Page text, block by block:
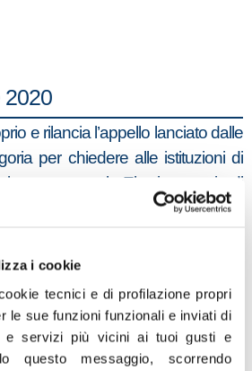
i cookie
tecnici e di profilazione propri
le sue funzioni funzionali e inviati di
e servizi più vicini ai tuoi gusti e
questo messaggio, scorrendo
2020
e rilancia l’appello lanciato dalle
per chiedere alle istituzioni di
le nuove regole Eba in materia di
e di calendar provisioning, che
scoperto minimo sul conto per
di nuovi crediti deteriorati e
nuova stretta creditizia. Un vero
che rischia di infliggere il